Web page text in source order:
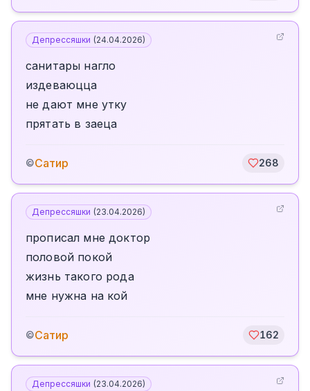
Депрессяшки (24.04.2026)
санитары нагло
издеваюцца
не дают мне утку
прятать в заеца
©Сатир 268
Депрессяшки (23.04.2026)
прописал мне доктор
половой покой
жизнь такого рода
мне нужна на кой
©Сатир 162
Депрессяшки (23.04.2026)